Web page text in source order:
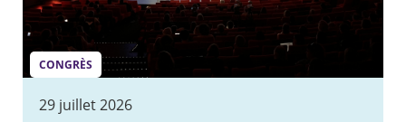
CONGRÈS
29 juillet 2026